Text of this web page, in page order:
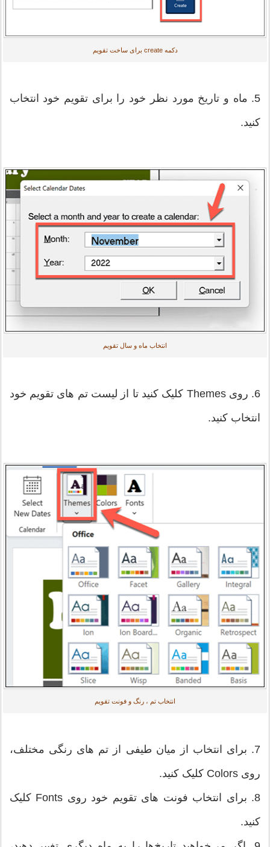
دکمه create برای ساخت تقویم
5. ماه و تاریخ مورد نظر خود را برای تقویم خود انتخاب
کنید.
انتخاب ماه و سال تقویم
6. روی Themes کلیک کنید تا از لیست تم های تقویم خود
انتخاب کنید.
انتخاب تم ، رنگ و فونت تقویم
7. برای انتخاب از میان طیفی از تم های رنگی مختلف،
روی Colors کلیک کنید.
8. برای انتخاب فونت های تقویم خود روی Fonts کلیک
کنید.